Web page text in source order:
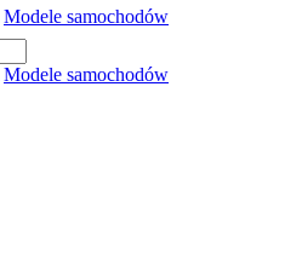
Modele samochodów
Modele samochodów